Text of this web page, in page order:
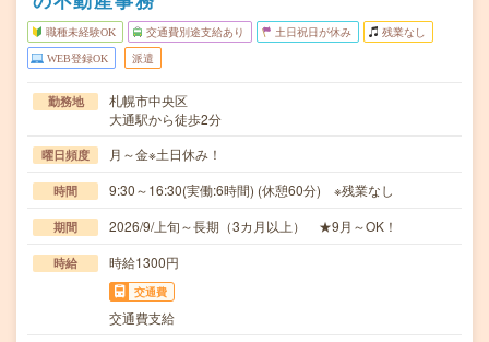
職種未経験OK 交通費別途支給あり 土日祝日が休み 残業なし
WEB登録OK 派遣
勤務地
札幌市中央区
大通駅から徒歩2分
曜日頻度 月～金※土日休み！
時間 9:30～16:30(実働:6時間) (休憩60分) ※残業なし
期間 2026/9/上旬～長期（3カ月以上） ★9月～OK！
時給 時給1300円
交通費
交通費支給